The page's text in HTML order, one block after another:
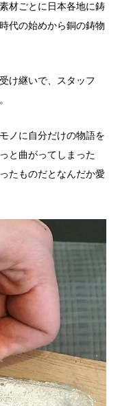
材ごとに日本各地に鋳
代の始めから銅の鋳物
け継いで、スタッフ
ノに自分だけの物語を
と曲がってしまった
たものだとなんだか愛